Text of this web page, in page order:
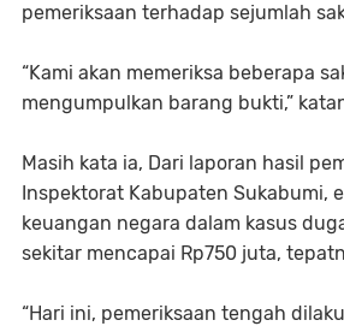
pemeriksaan terhadap sejumlah
“Kami akan memeriksa beberapa
mengumpulkan barang bukti,”
Masih kata ia, Dari laporan hasil
Inspektorat Kabupaten Sukabumi,
keuangan negara dalam kasus
sekitar mencapai Rp750 juta,
“Hari ini, pemeriksaan tengah